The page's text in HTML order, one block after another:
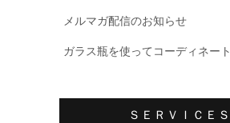
メルマガ配信のお知らせ
ガラス瓶を使ってコーディネート
ＳＥＲＶＩＣＥＳ